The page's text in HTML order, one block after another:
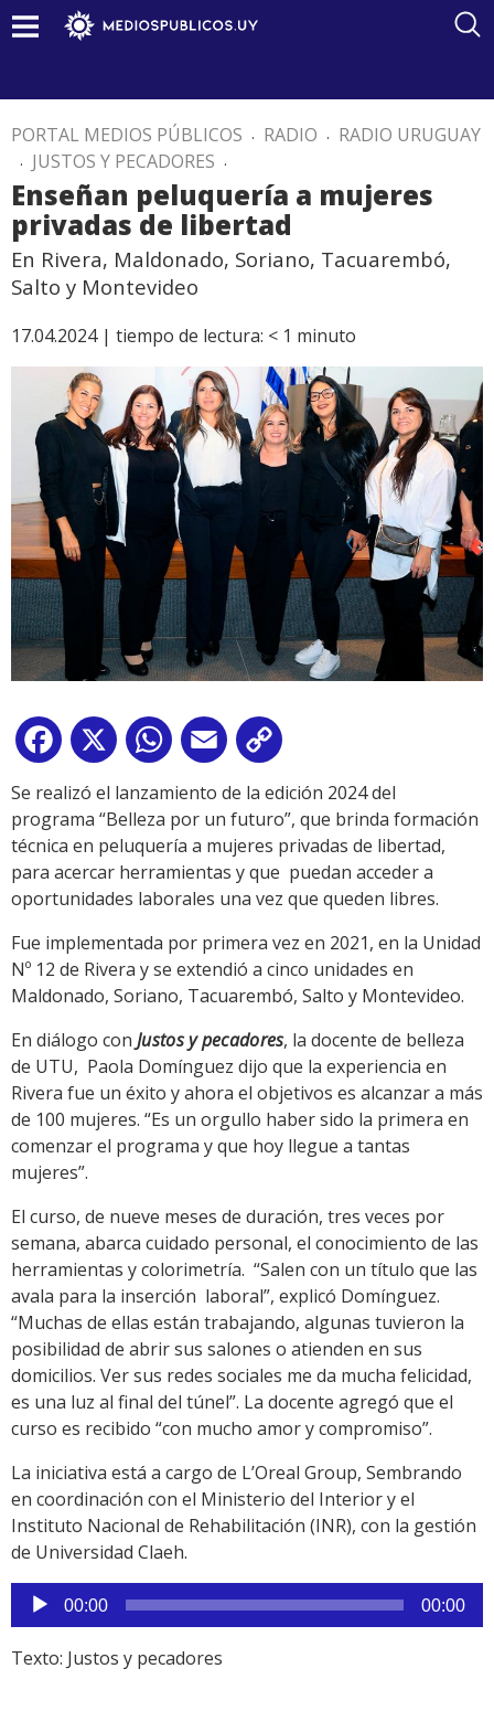
PORTAL MEDIOS PÚBLICOS . RADIO . RADIO URUGUAY
. JUSTOS Y PECADORES .
Enseñan peluquería a mujeres
privadas de libertad
En Rivera, Maldonado, Soriano, Tacuarembó,
Salto y Montevideo
17.04.2024 | tiempo de lectura: < 1 minuto
Facebook
X WhatsApp
Email
Link
Se realizó el lanzamiento de la edición 2024 del
programa “Belleza por un futuro”, que brinda formación
técnica en peluquería a mujeres privadas de libertad,
para acercar herramientas y que puedan acceder a
oportunidades laborales una vez que queden libres.
Fue implementada por primera vez en 2021, en la Unidad
Nº 12 de Rivera y se extendió a cinco unidades en
Maldonado, Soriano, Tacuarembó, Salto y Montevideo.
En diálogo con Justos y pecadores, la docente de belleza
de UTU, Paola Domínguez dijo que la experiencia en
Rivera fue un éxito y ahora el objetivos es alcanzar a más
de 100 mujeres. “Es un orgullo haber sido la primera en
comenzar el programa y que hoy llegue a tantas
mujeres”.
El curso, de nueve meses de duración, tres veces por
semana, abarca cuidado personal, el conocimiento de las
herramientas y colorimetría. “Salen con un título que las
avala para la inserción laboral”, explicó Domínguez.
“Muchas de ellas están trabajando, algunas tuvieron la
posibilidad de abrir sus salones o atienden en sus
domicilios. Ver sus redes sociales me da mucha felicidad,
es una luz al final del túnel”. La docente agregó que el
curso es recibido “con mucho amor y compromiso”.
La iniciativa está a cargo de L’Oreal Group, Sembrando
en coordinación con el Ministerio del Interior y el
Instituto Nacional de Rehabilitación (INR), con la gestión
de Universidad Claeh.
Reproductor
de
audio
00:00 00:00
Texto: Justos y pecadores